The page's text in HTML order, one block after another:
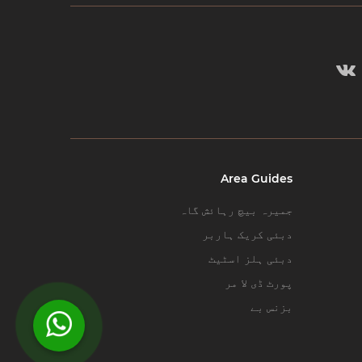
Area Guides
جمیرہ بیچ رہائش گاہ
دبئی کریک ہاربر
دبئی ہلز اسٹیٹ
پورٹ ڈی لا مر
بزنس بے